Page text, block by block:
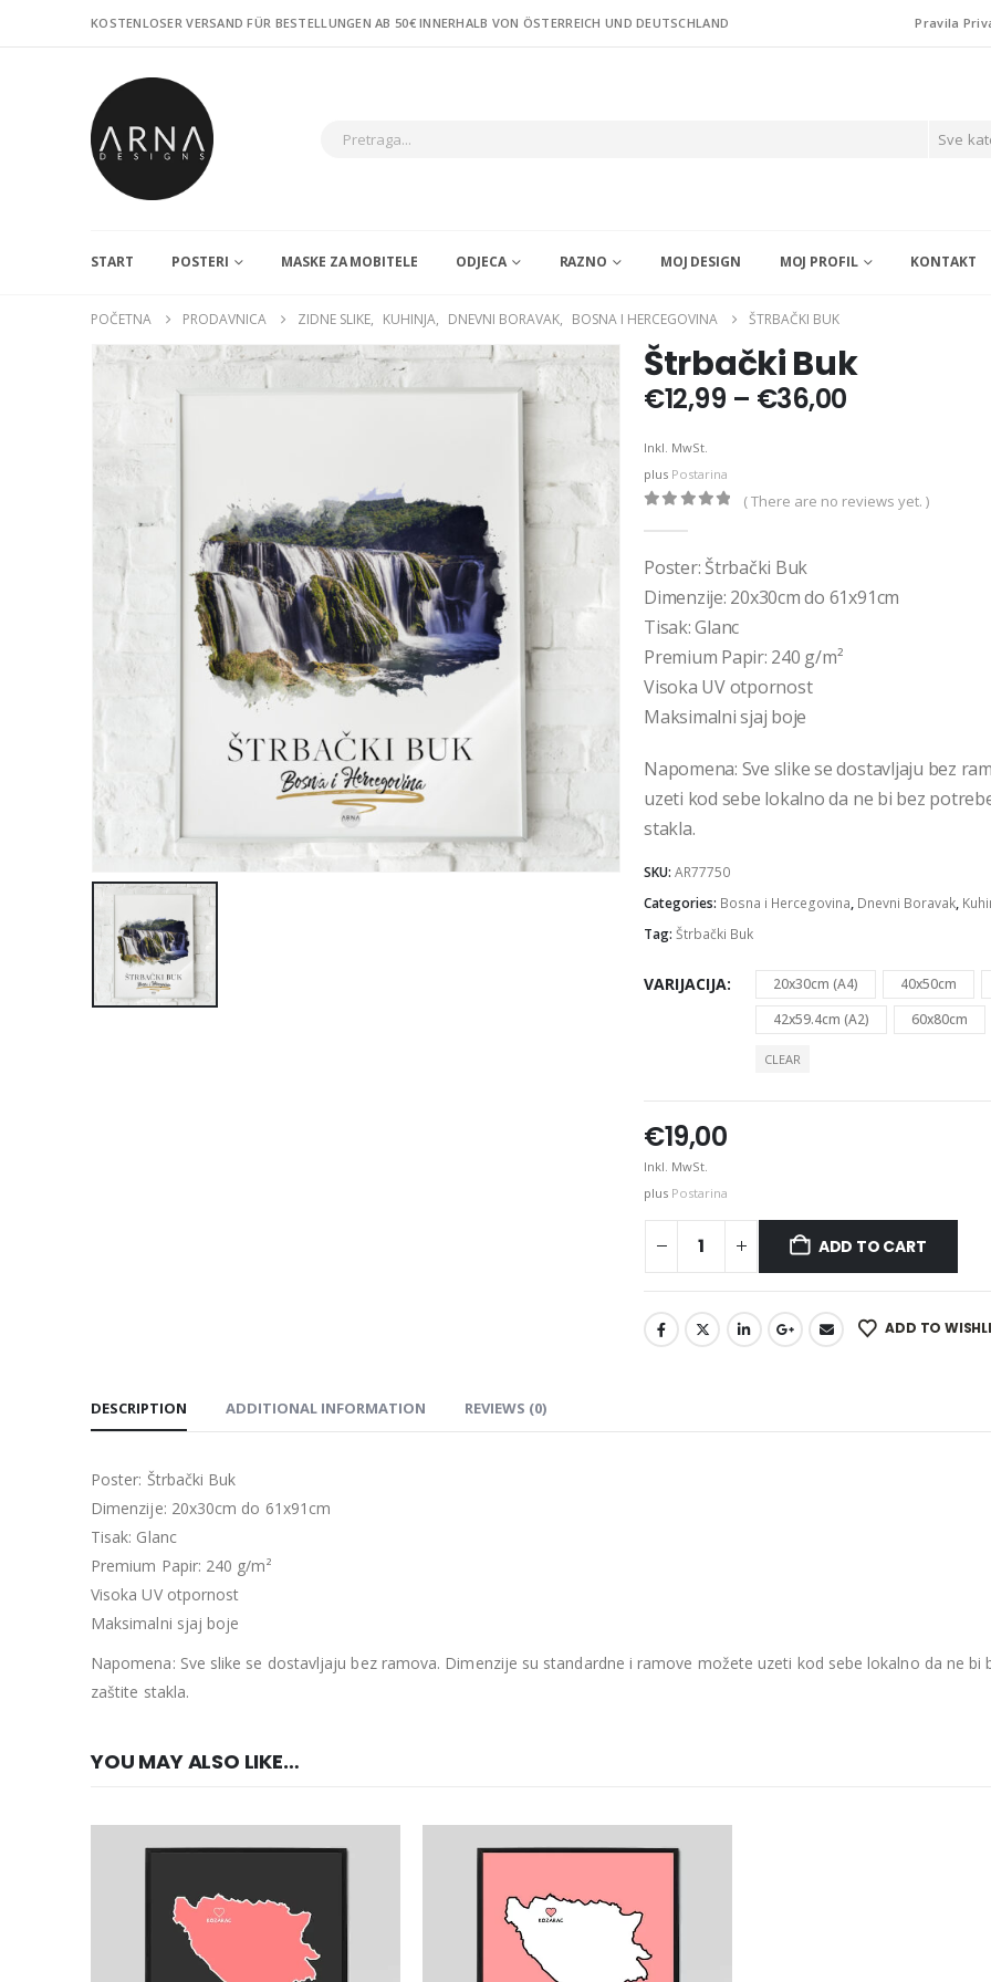
KOSTENLOSER VERSAND FÜR BESTELLUNGEN AB 50€ INNERHALB VON ÖSTERREICH UND DEUTSCHLAND Pravila
Sve
START POSTERI MASKE ZA MOBITELE ODJECA RAZNO MOJ DESIGN MOJ PROFIL KONTAKT
POČETNA PRODAVNICA ZIDNE SLIKE, KUHINJA, DNEVNI BORAVAK, BOSNA I HERCEGOVINA ŠTRBAČKI BUK
Štrbački Buk
€12,99 – €36,00Price
€36,00
Inkl. MwSt.
plus Postarina
( There are no reviews yet. )
Poster: Štrbački Buk
Dimenzije: 20x30cm do 61x91cm
Tisak: Glanc
Premium Papir: 240 g/m²
Visoka UV otpornost
Maksimalni sjaj boje
Napomena: Sve slike se dostavljaju bez
uzeti kod sebe lokalno da ne bi bez
stakla.
SKU: AR77750
Categories: Bosna i Hercegovina, Dnevni Boravak,
Tag: Štrbački Buk
VARIJACIJA 20x30cm (A4) 40x50cm
42x59.4cm (A2)
60x80cm
CLEAR
€19,00
Inkl. MwSt.
plus Postarina
ADD TO CART
ADD TO
DESCRIPTION ADDITIONAL INFORMATION REVIEWS (0)
Poster: Štrbački Buk
Dimenzije: 20x30cm do 61x91cm
Tisak: Glanc
Premium Papir: 240 g/m²
Visoka UV otpornost
Maksimalni sjaj boje
Napomena: Sve slike se dostavljaju bez ramova. Dimenzije su standardne i ramove možete uzeti kod sebe lokalno da ne
zaštite stakla.
YOU MAY ALSO LIKE…